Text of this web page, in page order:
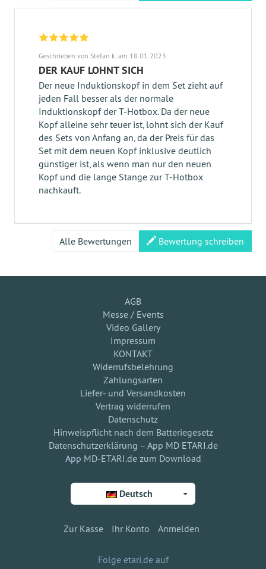
Geschrieben von Stefan k. am 18.01.2023
DER KAUF LOHNT SICH
Der neue Induktionskopf in dem Set zieht auf
jeden Fall besser als der normale
Induktionskopf der T-Hotbox. Da der neue
Kopf alleine sehr teuer ist, lohnt sich der Kauf
des Sets von Anfang an, da der Preis für das
Set mit dem neuen Kopf inklusive deutlich
günstiger ist, als wenn man nur den neuen
Kopf und die lange Stange zur T-Hotbox
nachkauft.
Alle Bewertungen Bewertung schreiben
AGB
Messe / Events
Video Gallery
Impressum
KONTAKT
Widerrufsbelehrung
Zahlungsarten
Liefer- und Versandkosten
Vertrag widerrufen
Datenschutz
Hinweispflicht nach dem Batteriegesetz
Datenschutzerklärung – App MD ETARI.de
App MD-ETARI.de zum Download
Deutsch
Zur Kasse Ihr Konto Anmelden
Folge etari.de auf